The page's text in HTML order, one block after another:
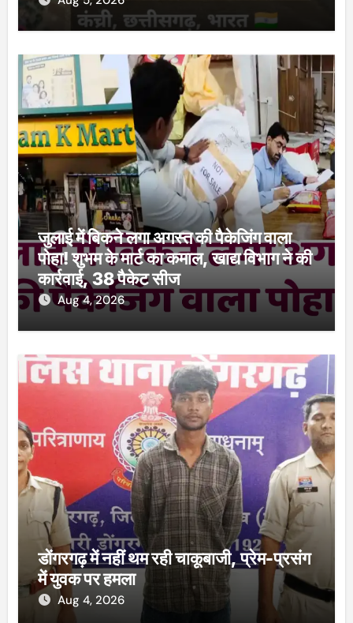
जुलाई में बिकने लगा अगस्त की पैकेजिंग वाला
पोहा! शुभम के मार्ट का कमाल, खाद्य विभाग ने की
कार्रवाई, 38 पैकेट सीज
Aug 4, 2026
डोंगरगढ़ में नहीं थम रही चाकूबाजी, प्रेम-प्रसंग
में युवक पर हमला
Aug 4, 2026